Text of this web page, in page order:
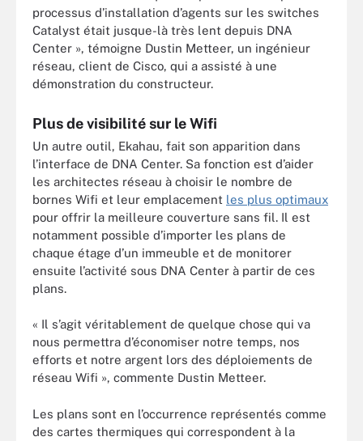
processus d’installation d’agents sur les switches
Catalyst était jusque-là très lent depuis DNA
Center », témoigne Dustin Metteer, un ingénieur
réseau, client de Cisco, qui a assisté à une
démonstration du constructeur.
Plus de visibilité sur le Wifi
Un autre outil, Ekahau, fait son apparition dans
l’interface de DNA Center. Sa fonction est d’aider
les architectes réseau à choisir le nombre de
bornes Wifi et leur emplacement les plus optimaux
pour offrir la meilleure couverture sans fil. Il est
notamment possible d’importer les plans de
chaque étage d’un immeuble et de monitorer
ensuite l’activité sous DNA Center à partir de ces
plans.
« Il s’agit véritablement de quelque chose qui va
nous permettra d’économiser notre temps, nos
efforts et notre argent lors des déploiements de
réseau Wifi », commente Dustin Metteer.
Les plans sont en l’occurrence représentés comme
des cartes thermiques qui correspondent à la